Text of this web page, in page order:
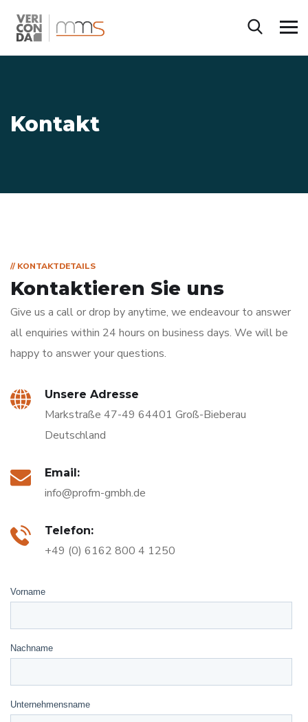
Kontakt
// KONTAKTDETAILS
Kontaktieren Sie uns
Give us a call or drop by anytime, we endeavour to answer
all enquiries within 24 hours on business days. We will be
happy to answer your questions.
Unsere Adresse
Markstraße 47-49 64401 Groß-Bieberau
Deutschland
Email:
info@profm-gmbh.de
Telefon:
+49 (0) 6162 800 4 1250